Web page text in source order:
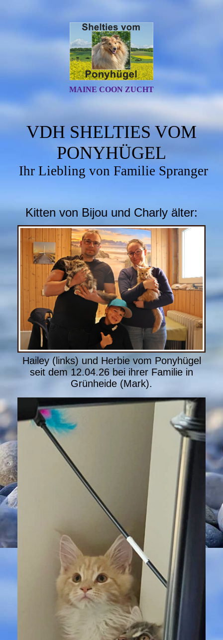
MAINE COON ZUCHT
VDH SHELTIES VOM
PONYHÜGEL
Ihr Liebling von Familie Spranger
Kitten von Bijou und Charly älter:
Hailey (links) und Herbie vom Ponyhügel
seit dem 12.04.26 bei ihrer Familie in
Grünheide (Mark).